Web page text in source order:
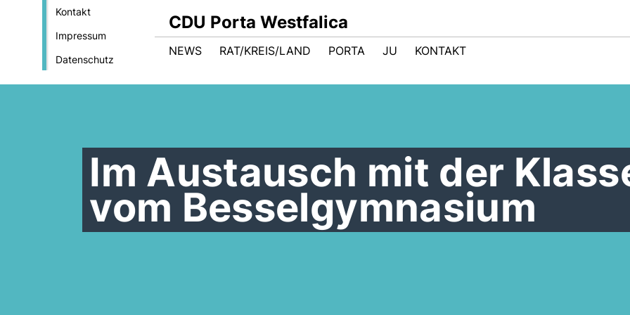
Kontakt
Impressum
Datenschutz
CDU Porta Westfalica
NEWS RAT/KREIS/LAND PORTA JU KONTAKT
Im Austausch mit der
vom Besselgymnasium